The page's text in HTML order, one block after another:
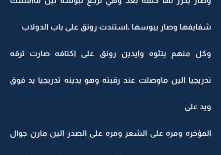
شفايفها وصار يبوسها .استندت رونق على باب الدولاب
وكل منهم يتئوه وايدين رونق على اكتافه صارت ترقه
تدريجيا الين ماوصلت عند رقبته وهو يدينه تدريجيا يد فوق
ويد على
المؤخره ومره على الشعر ومره على الصدر الين مارن جوال